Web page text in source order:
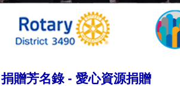
捐贈芳名錄 - 愛心資源捐贈